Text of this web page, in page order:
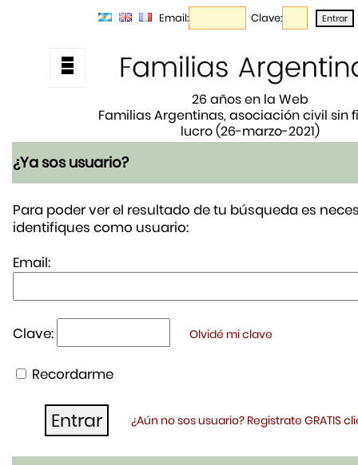
Email: Clave:
26 años en la Web
Familias Argentinas, asociación civil sin
lucro (26-marzo-2021)
¿Ya sos usuario?
Para poder ver el resultado de tu búsqueda es
identifiques como usuario:
Email:
Clave: Olvidé mi clave
Recordarme
¿Aún no sos usuario? Registrate GRATIS